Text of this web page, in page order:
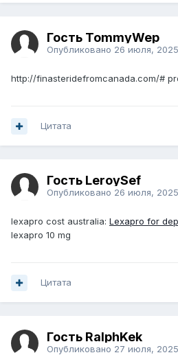
Гость TommyWep
Опубликовано 26 июля, 2025
http://finasteridefromcanada.com/#
Цитата
Гость LeroySef
Опубликовано 26 июля, 2025
lexapro cost australia: Lexapro for
lexapro 10 mg
Цитата
Гость RalphKek
Опубликовано 27 июля, 2025